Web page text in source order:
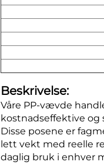
Beskrivelse:
Våre PP-vævde
kostnadseffektive og
Disse posene er
lett vekt med reelle
daglig bruk i enhver